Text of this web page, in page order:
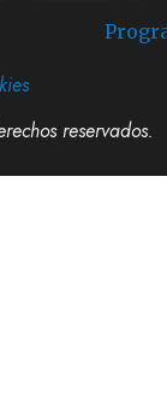
reservados.